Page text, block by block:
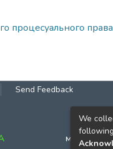
процесуального права
Send Feedback
м. Київ,
We